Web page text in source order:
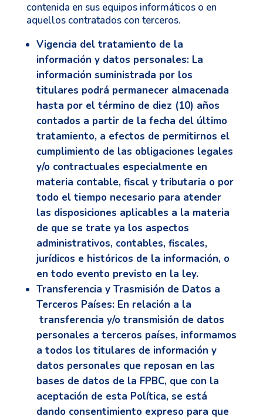
contenida en sus equipos informáticos o en
aquellos contratados con terceros.
Vigencia del tratamiento de la
información y datos personales: La
información suministrada por los
titulares podrá permanecer almacenada
hasta por el término de diez (10) años
contados a partir de la fecha del último
tratamiento, a efectos de permitirnos el
cumplimiento de las obligaciones legales
y/o contractuales especialmente en
materia contable, fiscal y tributaria o por
todo el tiempo necesario para atender
las disposiciones aplicables a la materia
de que se trate ya los aspectos
administrativos, contables, fiscales,
jurídicos e históricos de la información, o
en todo evento previsto en la ley.
Transferencia y Trasmisión de Datos a
Terceros Países: En relación a la
transferencia y/o transmisión de datos
personales a terceros países, informamos
a todos los titulares de información y
datos personales que reposan en las
bases de datos de la FPBC, que con la
aceptación de esta Política, se está
dando consentimiento expreso para que